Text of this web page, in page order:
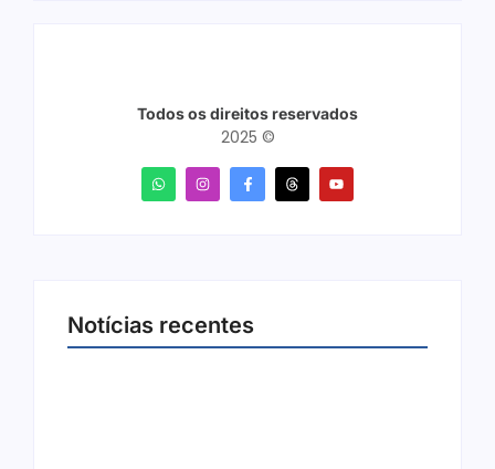
Todos os direitos reservados
2025 ©
Notícias recentes